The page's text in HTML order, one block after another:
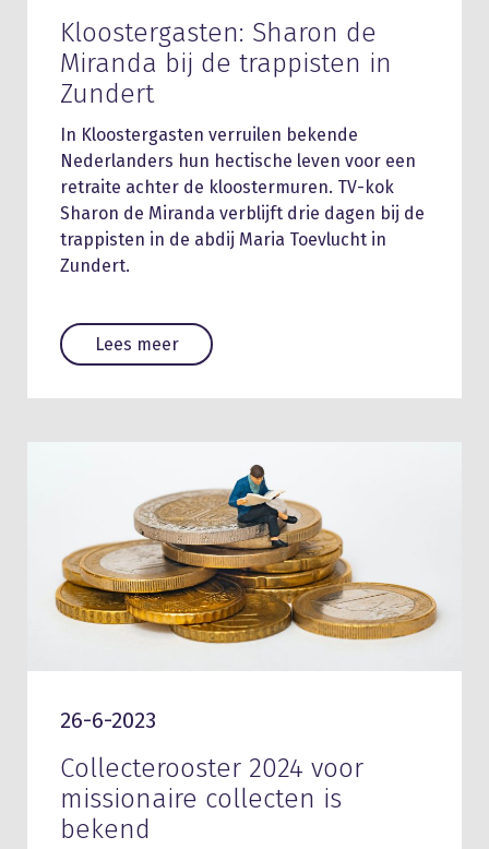
Kloostergasten: Sharon de
Miranda bij de trappisten in
Zundert
In Kloostergasten verruilen bekende
Nederlanders hun hectische leven voor een
retraite achter de kloostermuren. TV-kok
Sharon de Miranda verblijft drie dagen bij de
trappisten in de abdij Maria Toevlucht in
Zundert.
Lees meer
26-6-2023
Collecterooster 2024 voor
missionaire collecten is
bekend